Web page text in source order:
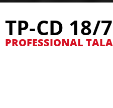
TP-CD 18/
PROFESSIONAL